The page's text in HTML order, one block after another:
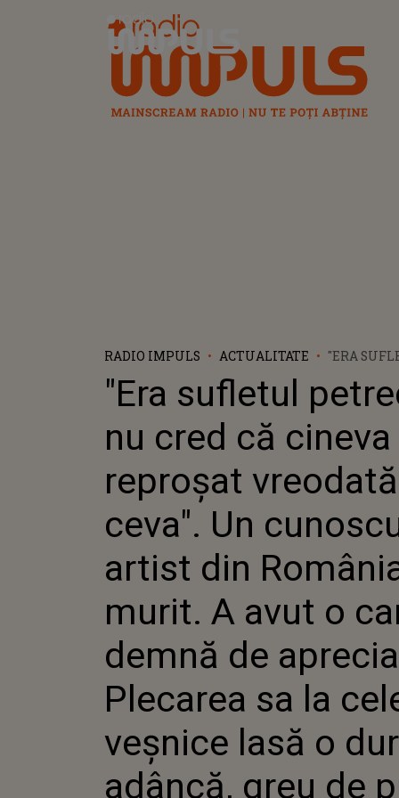
Radio Impuls
RADIO IMPULS ACTUALITATE
"ERA
CINEVA I-A
ROMÂNIA
AVUT O
DE
SA LA
O DURERE
DE PUS ÎN
"Era sufletul
nu cred că cineva
reproșat vreodată
ceva". Un
artist din
murit. A avut o
demnă de
Plecarea sa la
veșnice lasă o
adâncă, greu de